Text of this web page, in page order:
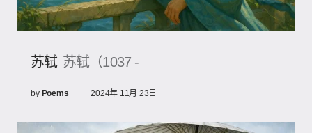
苏轼 苏轼（1037 -
by Poems 2024年 11月 23日